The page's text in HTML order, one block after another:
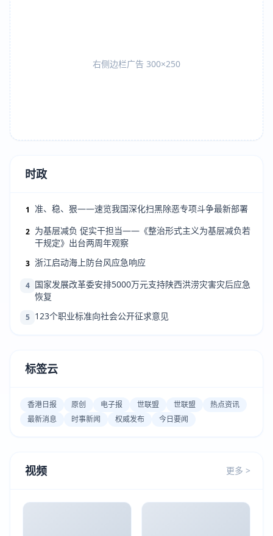
右侧边栏广告 300×250
时政
1 准、稳、狠——速览我国深化扫黑除恶专项斗争最新部署
2 为基层减负 促实干担当——《整治形式主义为基层减负若
干规定》出台两周年观察
3 浙江启动海上防台风应急响应
4 国家发展改革委安排5000万元支持陕西洪涝灾害灾后应急
恢复
5 123个职业标准向社会公开征求意见
标签云
香港日报 原创 电子报 世联盟 世联盟
热点资讯
最新消息
时事新闻 权威发布 今日要闻
视频 更多 >